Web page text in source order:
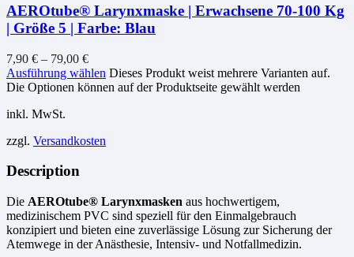
AEROtube® Larynxmaske | Erwachsene 70-100 Kg
| Größe 5 | Farbe: Blau
7,90 € – 79,00 €
Ausführung wählen Dieses Produkt weist mehrere Varianten auf.
Die Optionen können auf der Produktseite gewählt werden
inkl. MwSt.
zzgl. Versandkosten
Description
Die AEROtube® Larynxmasken aus hochwertigem,
medizinischem PVC sind speziell für den Einmalgebrauch
konzipiert und bieten eine zuverlässige Lösung zur Sicherung der
Atemwege in der Anästhesie, Intensiv- und Notfallmedizin.